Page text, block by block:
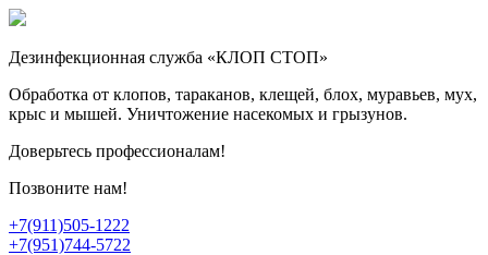
Дезинфекционная служба «КЛОП СТОП»
Обработка от клопов, тараканов, клещей, блох, муравьев, мух,
крыс и мышей. Уничтожение насекомых и грызунов.
Доверьтесь профессионалам!
Позвоните нам!
+7(911)505-1222
+7(951)744-5722